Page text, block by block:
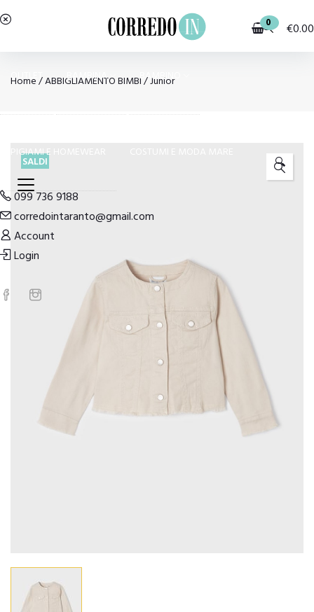
0 €0.00
OUTLET BAMBINA BAMBINO
PIGIAMI E HOMEWEAR
099 736 9188
corredointaranto@gmail.com
Account
Login
Home/ABBIGLIAMENTO BIMBI/Junior
SALDI 🔍